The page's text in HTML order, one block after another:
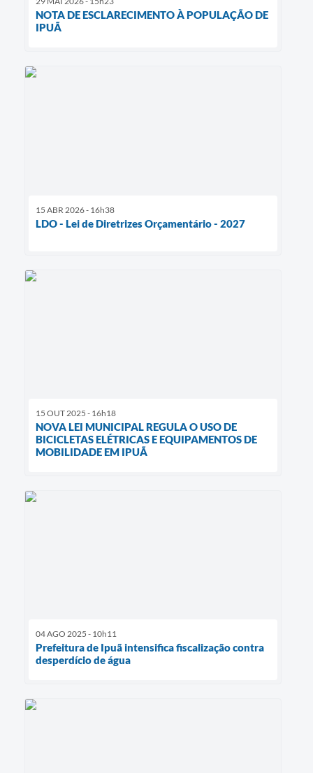
NOTA DE ESCLARECIMENTO À POPULAÇÃO DE
IPUÃ
15 ABR 2026 - 16h38
LDO - Lei de Diretrizes Orçamentário - 2027
15 OUT 2025 - 16h18
NOVA LEI MUNICIPAL REGULA O USO DE
BICICLETAS ELÉTRICAS E EQUIPAMENTOS DE
MOBILIDADE EM IPUÃ
04 AGO 2025 - 10h11
Prefeitura de Ipuã intensifica fiscalização contra
desperdício de água